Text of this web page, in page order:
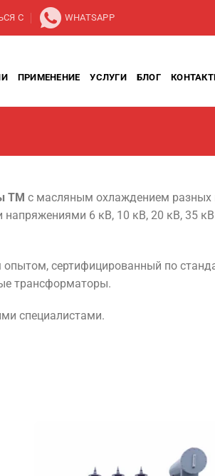
С WHATSAPP
ПРИМЕНЕНИЕ УСЛУГИ БЛОГ
TM с масляным охлаждением разных
6 кВ, 10 кВ, 20 кВ, 35
сертифицированный по
трансформаторы.
специалистами.